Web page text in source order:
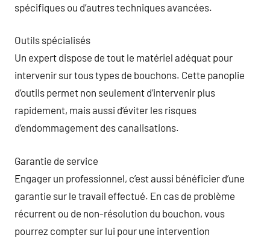
spécifiques ou d’autres techniques avancées.
Outils spécialisés
Un expert dispose de tout le matériel adéquat pour
intervenir sur tous types de bouchons. Cette panoplie
d’outils permet non seulement d’intervenir plus
rapidement, mais aussi d’éviter les risques
d’endommagement des canalisations.
Garantie de service
Engager un professionnel, c’est aussi bénéficier d’une
garantie sur le travail effectué. En cas de problème
récurrent ou de non-résolution du bouchon, vous
pourrez compter sur lui pour une intervention